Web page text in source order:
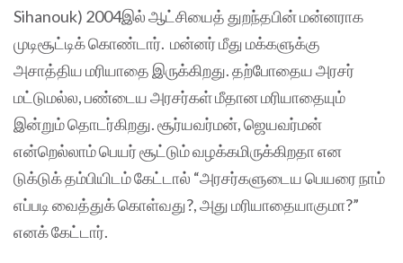
Sihanouk) 2004இல் ஆட்சியைத் துறந்தபின் மன்னராக
முடிசூட்டிக் கொண்டார். மன்னர் மீது மக்களுக்கு
அசாத்திய மரியாதை இருக்கிறது. தற்போதைய அரசர்
மட்டுமல்ல, பண்டைய அரசர்கள் மீதான மரியாதையும்
இன்றும் தொடர்கிறது. சூர்யவர்மன், ஜெயவர்மன்
என்றெல்லாம் பெயர் சூட்டும் வழக்கமிருக்கிறதா என
டுக்டுக் தம்பியிடம் கேட்டால் “அரசர்களுடைய பெயரை நாம்
எப்படி வைத்துக் கொள்வது?, அது மரியாதையாகுமா?”
எனக் கேட்டார்.